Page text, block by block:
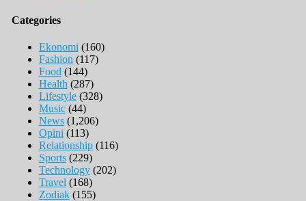
Categories
Ekonomi (160)
Fashion (117)
Food (144)
Health (287)
Lifestyle(328)
Music(44)
News(1,206)
Opini (113)
Relationship(116)
Sports(229)
Technology(202)
Travel (168)
Zodiak(155)